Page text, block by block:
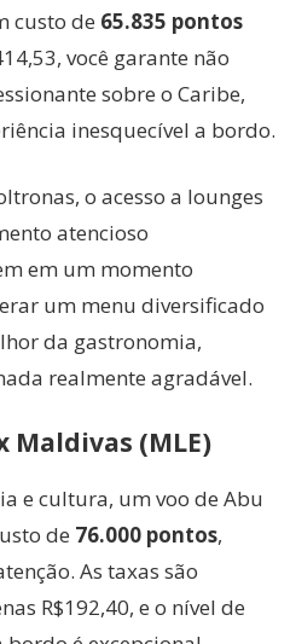
custo de 65.835 pontos
você garante não
sobre o Caribe,
inesquecível a bordo.
o acesso a lounges
atencioso
em um momento
um menu diversificado
da gastronomia,
realmente agradável.
Maldivas (MLE)
e cultura, um voo de Abu
de 76.000 pontos,
As taxas são
R$192,40, e o nível de